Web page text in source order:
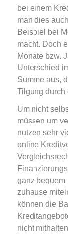
bei einem
man dies
Beispiel bei
macht. Doch
Monate bzw.
Unterschied
Summe aus,
Tilgung durch
Um nicht
müssen um
nutzen sehr
online
ganz bequem
zuhause
können die
nicht